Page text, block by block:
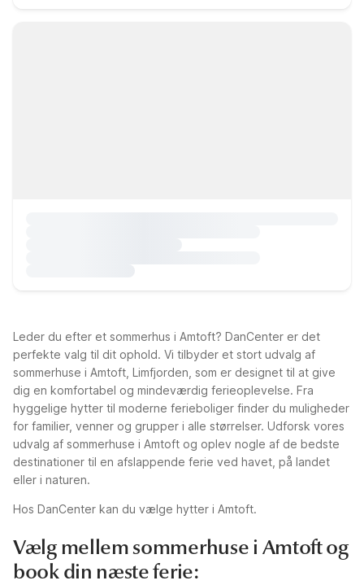
Leder du efter et sommerhus i Amtoft? DanCenter er det
perfekte valg til dit ophold. Vi tilbyder et stort udvalg af
sommerhuse i Amtoft, Limfjorden, som er designet til at give
dig en komfortabel og mindeværdig ferieoplevelse. Fra
hyggelige hytter til moderne ferieboliger finder du muligheder
for familier, venner og grupper i alle størrelser. Udforsk vores
udvalg af sommerhuse i Amtoft og oplev nogle af de bedste
destinationer til en afslappende ferie ved havet, på landet
eller i naturen.
Hos DanCenter kan du vælge hytter i Amtoft.
Vælg mellem sommerhuse i Amtoft og
book din næste ferie: